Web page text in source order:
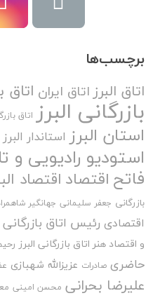
برچسب‌ها
اتاق البرزاتاق ایران اتاق
بازرگانی البرز اتاق
استان البرز استاندار البرز
استودیو رادیویی و
فاتح اقتصاد اقتصاد
بازرگانی جعفر سلیمانی جهانگیر
اقتصادی رئیس اتاق بازرگانی
و اقتصاد هنر اتاق بازرگانی البرز
حاضری صادرات عزیزالله شهبازی
علیرضا بحرانی محسن امینی